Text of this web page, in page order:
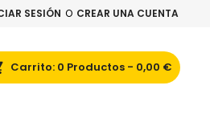
SESIÓN O CREAR UNA CUENTA
Carrito 0 Productos - 0,00 €